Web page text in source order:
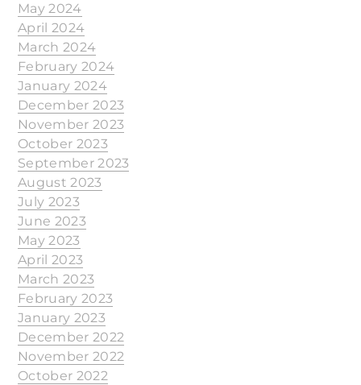
May 2024
April 2024
March 2024
February 2024
January 2024
December 2023
November 2023
October 2023
September 2023
August 2023
July 2023
June 2023
May 2023
April 2023
March 2023
February 2023
January 2023
December 2022
November 2022
October 2022